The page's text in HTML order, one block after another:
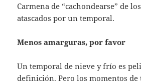
Carmena de “cachondearse” de
atascados por un temporal.
Menos amarguras, por favor
Un temporal de nieve y frío es
definición. Pero los momentos